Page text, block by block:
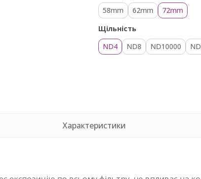
58mm
62mm
72mm
Щільність
ND4
ND8 ND10000
Характеристики